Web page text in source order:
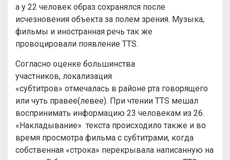
а у 22 человек образ сохранялся после
исчезновения объекта за полем зрения. Музыка,
фильмы и иностранная речь так же
провоцировали появление TTS.
Согласно оценке большинства
участников, локализация
«субтитров» отмечалась в районе рта говорящего
или чуть правее(левее). При чтении TTS мешал
воспринимать информацию 23 человекам из 26.
«Накладывание» текста происходило также и во
время просмотра фильма с субтитрами, когда
собственная «строка» перекрывала написанную на